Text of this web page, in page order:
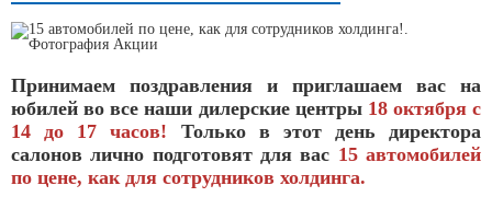
Принимаем поздравления и приглашаем вас на
юбилей во все наши дилерские центры 18 октября с
14 до 17 часов! Только в этот день директора
салонов лично подготовят для вас 15 автомобилей
по цене, как для сотрудников холдинга.